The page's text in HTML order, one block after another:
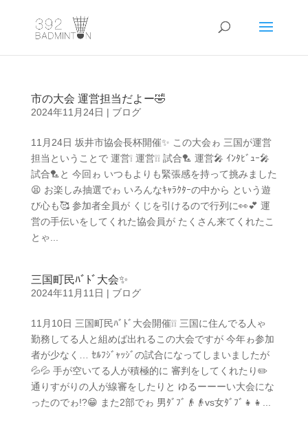
市の大会 運営担当だよー🤣
2024年11月24日 | ブログ
11月24日 坂井市協会長杯開催✨ この大会ゎ 三国が運営
担当ということで 運営❕ 運営❕❕ 試合🏸 運営🎤 ｲﾝﾀﾋﾞｭｰ🎤
試合🏸と 今回ゎ いつもよりも緊張感を持って挑みました
😫 お楽しみ抽選でゎ いろんなｷｬﾗｸﾀｰの中から という遊
び心も🥰 参加者全員が くじを引けるので行列に👀💕 運
営の手伝いをしてくれた協会員が たくさん来てくれたこ
とゃ...
三国町民ﾊﾞﾄﾞ大会✨
2024年11月11日 | ブログ
11月10日 三国町民ﾊﾞﾄﾞ大会開催❕❕ 三国に住んでる人ゃ
勤務してる人と組めば出れるこの大会ですが 今年ゎ参加
者が少なく… ｾﾙﾌｼﾞｬｯｼﾞの試合になってしまいましたが
💦💦 手が空いてる人が積極的に 審判をしてくれたり✏️
通りすがりの人が線審をしたりと ゆるーーーい大会にな
ったのでゎ!?😁 また2部でゎ 男ﾀﾞﾌﾞ👴👴vs女ﾀﾞﾌﾞ👧👧...